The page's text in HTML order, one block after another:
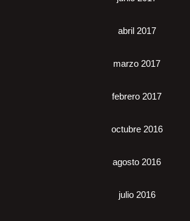
abril 2017
marzo 2017
febrero 2017
octubre 2016
agosto 2016
julio 2016